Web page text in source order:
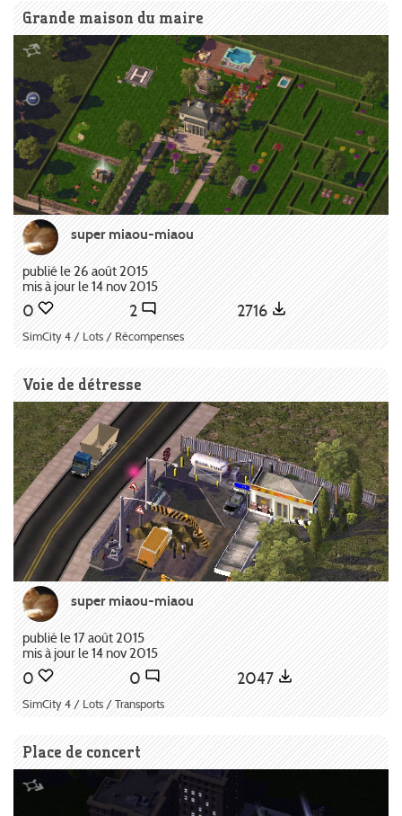
Grande maison du maire
super miaou-miaou
publié le 26 août 2015
mis à jour le 14 nov 2015
0 2 2716
SimCity 4 / Lots / Récompenses
Voie de détresse
super miaou-miaou
publié le 17 août 2015
mis à jour le 14 nov 2015
0 0 2047
SimCity 4 / Lots / Transports
Place de concert